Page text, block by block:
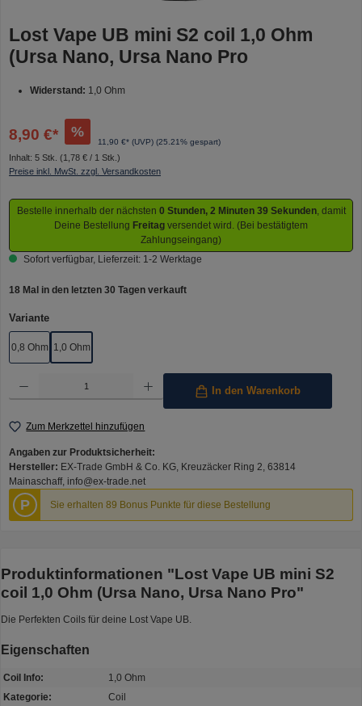
Lost Vape UB mini S2 coil 1,0 Ohm
(Ursa Nano, Ursa Nano Pro
Widerstand: 1,0 Ohm
8,90 €* %
11,90 €* (UVP) (25.21% gespart)
Inhalt: 5 Stk. (1,78 € / 1 Stk.)
Preise inkl. MwSt. zzgl. Versandkosten
Bestelle innerhalb der nächsten 0 Stunden, 2 Minuten 39 Sekunden, damit
Deine Bestellung Freitag versendet wird. (Bei bestätigtem
Zahlungseingang)
Sofort verfügbar, Lieferzeit: 1-2 Werktage
18 Mal in den letzten 30 Tagen verkauft
Varianteauswählen
0,8 Ohm 1,0 Ohm
In den Warenkorb
Zum Merkzettel hinzufügen
Angaben zur Produktsicherheit:
Hersteller: EX-Trade GmbH & Co. KG, Kreuzäcker Ring 2, 63814
Mainaschaff, info@ex-trade.net
P Sie erhalten 89 Bonus Punkte für diese Bestellung
Produktinformationen "Lost Vape UB mini S2
coil 1,0 Ohm (Ursa Nano, Ursa Nano Pro"
Die Perfekten Coils für deine Lost Vape UB.
Eigenschaften
Coil Info:
1,0 Ohm
Kategorie:
Coil